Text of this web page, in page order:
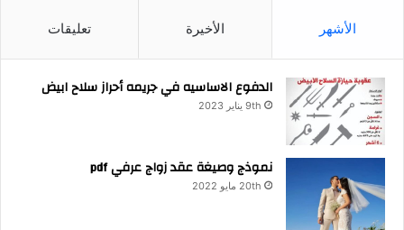
الأشهر الأخيرة تعليقات
الدفوع الاساسيه في جريمه أحراز سلاح ابيض
9th يناير 2023
نموذج وصيغة عقد زواج عرفي pdf
20th مايو 2022